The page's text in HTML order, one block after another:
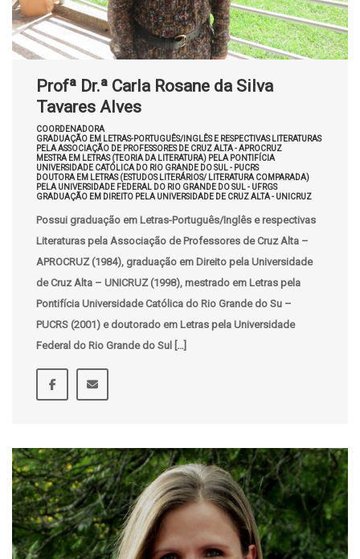
Profª Dr.ª Carla Rosane da Silva
Tavares Alves
COORDENADORA
GRADUAÇÃO EM LETRAS-PORTUGUÊS/INGLÊS E RESPECTIVAS LITERATURAS
PELA ASSOCIAÇÃO DE PROFESSORES DE CRUZ ALTA - APROCRUZ
MESTRA EM LETRAS (TEORIA DA LITERATURA) PELA PONTIFÍCIA
UNIVERSIDADE CATÓLICA DO RIO GRANDE DO SUL - PUCRS
DOUTORA EM LETRAS (ESTUDOS LITERÁRIOS/ LITERATURA COMPARADA)
PELA UNIVERSIDADE FEDERAL DO RIO GRANDE DO SUL - UFRGS
GRADUAÇÃO EM DIREITO PELA UNIVERSIDADE DE CRUZ ALTA - UNICRUZ
Possui graduação em Letras-Português/Inglês e respectivas
Literaturas pela Associação de Professores de Cruz Alta –
APROCRUZ (1984), graduação em Direito pela Universidade
de Cruz Alta – UNICRUZ (1998), mestrado em Letras pela
Pontifícia Universidade Católica do Rio Grande do Su –
PUCRS (2001) e doutorado em Letras pela Universidade
Federal do Rio Grande do Sul […]